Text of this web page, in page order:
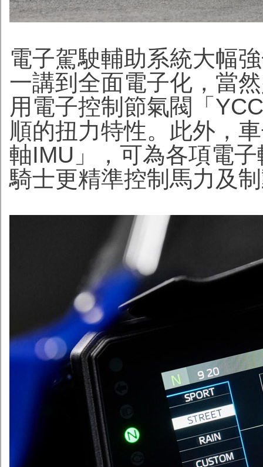
電子駕駛輔助系統大幅
一講到全面電子化，當
用電子控制節氣閥「
順的扭力特性。此外，
軸IMU」，可為各項電
騎士更精準控制馬力及